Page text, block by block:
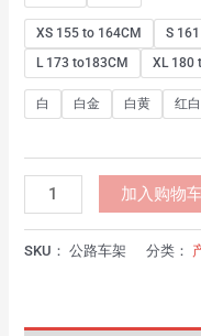
XS 155 to 164CM S
L 173 to183CM
XL 180
白 白金 白黄 红白
加入购物车
SKU：公路车架 分类：